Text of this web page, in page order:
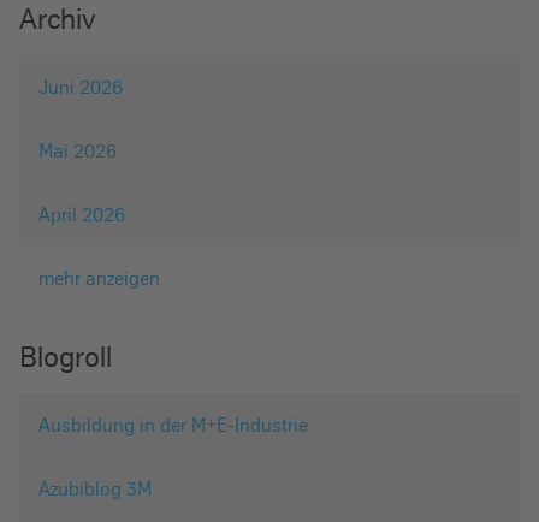
Archiv
Juni 2026
Mai 2026
April 2026
mehr anzeigen
Blogroll
Ausbildung in der M+E-Industrie
Azubiblog 3M